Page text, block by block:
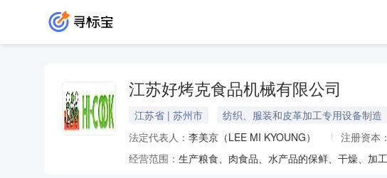
江苏好烤克食品机械有限公司
江苏省 | 苏州市 纺织、服装和皮革加工专用设备制造
法定代表人： 李美京（LEE MI KYOUNG） 注册资本：
经营范围：